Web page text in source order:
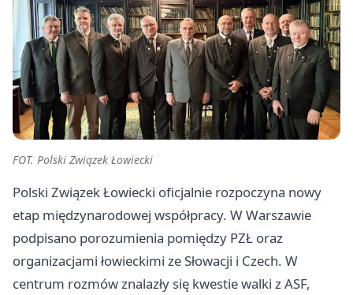
FOT. Polski Związek Łowiecki
Polski Związek Łowiecki oficjalnie rozpoczyna nowy
etap międzynarodowej współpracy. W Warszawie
podpisano porozumienia pomiędzy PZŁ oraz
organizacjami łowieckimi ze Słowacji i Czech. W
centrum rozmów znalazły się kwestie walki z ASF,